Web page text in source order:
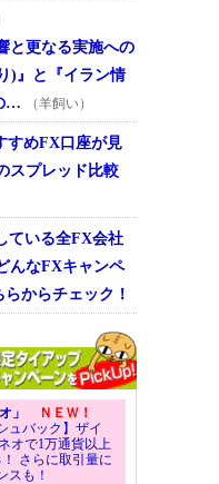
と更なる実施への
)』と『イラン情
…
（羊飼い）
すめFX口座が見
スプレッド比較
ている全FX会社
んなFXキャンペ
からチェック！
」
ＮＥＷ！
ュバック】ザイ
オで1万通貨以上
さらに取引量に
スも！